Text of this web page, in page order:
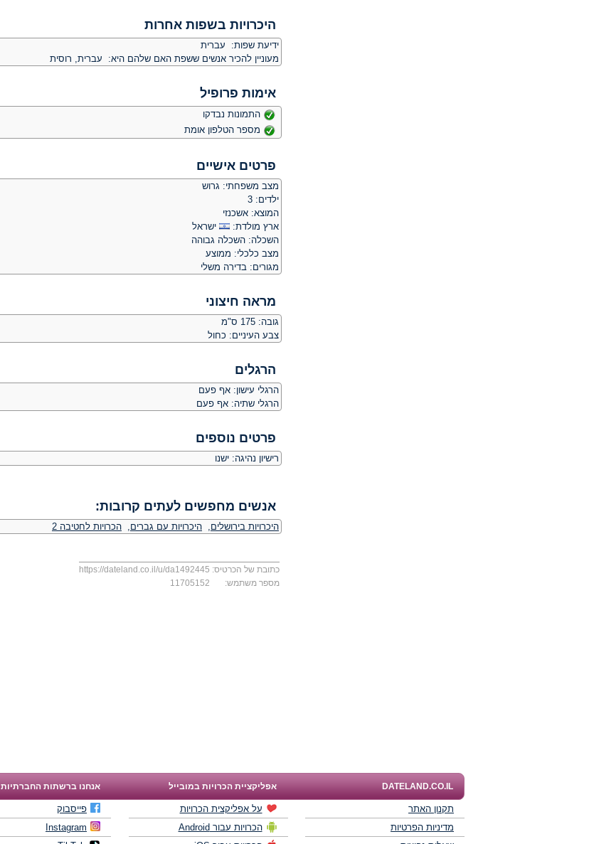
היכרויות בשפות אחרות
ידיעת שפות: עברית
מעוניין להכיר אנשים ששפת האם שלהם היא: עברית, רוסית
אימות פרופיל
התמונות נבדקו
מספר הטלפון אומת
פרטים אישיים
מצב משפחתי: גרוש
ילדים: 3
המוצא: אשכנזי
ארץ מולדת:
ישראל
השכלה: השכלה גבוהה
מצב כלכלי: ממוצע
מגורים: בדירה משלי
מראה חיצוני
גובה: 175 ס"מ
צבע העיניים: כחול
הרגלים
הרגלי עישון: אף פעם
הרגלי שתיה: אף פעם
פרטים נוספים
רישיון נהיגה: ישנו
אנשים מחפשים לעתים קרובות:
היכרויות בירושלים, היכרויות עם גברים, הכרויות לחטיבה 2
כתובת של הכרטיס: https://dateland.co.il/u/da1492445
מספר משתמש:
11705152
DATELAND.CO.IL אפליקציית הכרויות במובייל אנחנו ברשתות החברתיות
תקנון האתר
מדיניות הפרטיות
על אפליקצית הכרויות
הכרויות עבור Android
פייסבוק
Instagram